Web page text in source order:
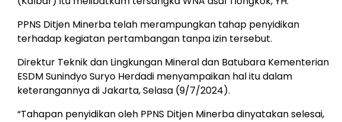
PPNS Ditjen Minerba telah merampungkan tahap penyidikan
terhadap kegiatan pertambangan tanpa izin tersebut.
Direktur Teknik dan Lingkungan Mineral dan Batubara Kementerian
ESDM Sunindyo Suryo Herdadi menyampaikan hal itu dalam
keterangannya di Jakarta, Selasa (9/7/2024).
“Tahapan penyidikan oleh PPNS Ditjen Minerba dinyatakan selesai,